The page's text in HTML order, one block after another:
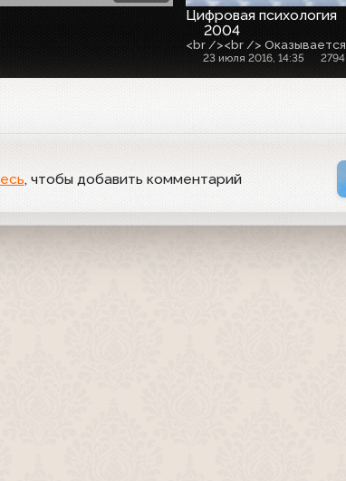
Цифровая психология
2004
23 июля 2016, 14:35 2794
, чтобы добавить комментарий